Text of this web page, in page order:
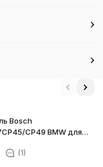
Bosch
CP49 BMW для
(1)